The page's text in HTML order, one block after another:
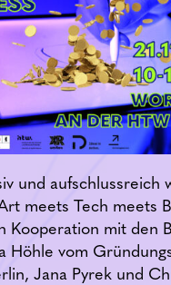
und aufschlussreich
meets Tech meets
Kooperation mit den
Höhle vom
Jana Pyrek und